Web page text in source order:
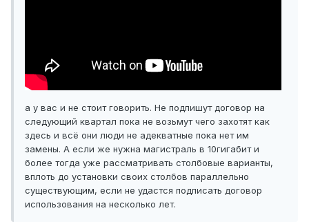
а у вас и не стоит говорить. Не подпишут договор на
следующий квартал пока не возьмут чего захотят как
здесь и всё они люди не адекватные пока нет им
замены. А если же нужна магистраль в 10гигабит и
более тогда уже рассматривать столбовые варианты,
вплоть до установки своих столбов параллельно
существующим, если не удастся подписать договор
использования на несколько лет.